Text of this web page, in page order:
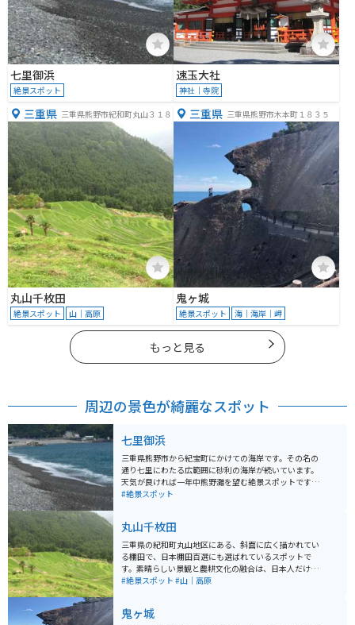
七里御浜
絶景スポット
速玉大社
神社｜寺院
三重県 三重県熊野市紀和町丸山３１８
丸山千枚田
絶景スポット 山｜高原
三重県 三重県熊野市木本町１８３５
鬼ヶ城
絶景スポット 海｜海岸｜岬
もっと見る
周辺の景色が綺麗なスポット
七里御浜
三重県熊野市から紀宝町にかけての海岸です。その名の
通り七里にわたる広範囲に砂利の海岸が続いています。
天気が良ければ一年中熊野灘を望む絶景スポットです。
海岸沿いの国道４２号線を流せばすぐ脇に大海原が広が
波が非常にスリルを味わえるスポットとなっています。
気候の良い春、秋にはおすすめなツーリングスポットで
す。
#絶景スポット
丸山千枚田
三重県の紀和町丸山地区にある、斜面に広く描かれてい
る棚田で、日本棚田百選にも選ばれているスポットで
す。素晴らしい景観と農耕文化の融合は、日本人だけで
なく海外の人も感動できる場所です。立地はとても田舎
四季を通じて美しさが変わり、それぞれで魅力がありま
#絶景スポット #山｜高原
鬼ヶ城